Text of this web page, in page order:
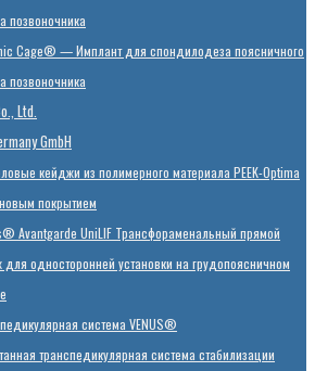
позвоночника
Cage® — Имплант для спондилодеза поясничного
позвоночника
Ltd.
GmbH
кейджи из полимерного материала PEEK-Optima
покрытием
Avantgarde UniLIF Трансфораменальный прямой
односторонней установки на грудопоясничном
система VENUS®
транспедикулярная система стабилизации